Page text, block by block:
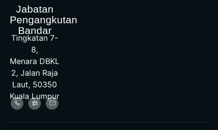
Jabatan
Pengangkutan
Bandar
Tingkatan 7-
8,
Menara DBKL
2, Jalan Raja
Laut, 50350
Kuala Lumpur